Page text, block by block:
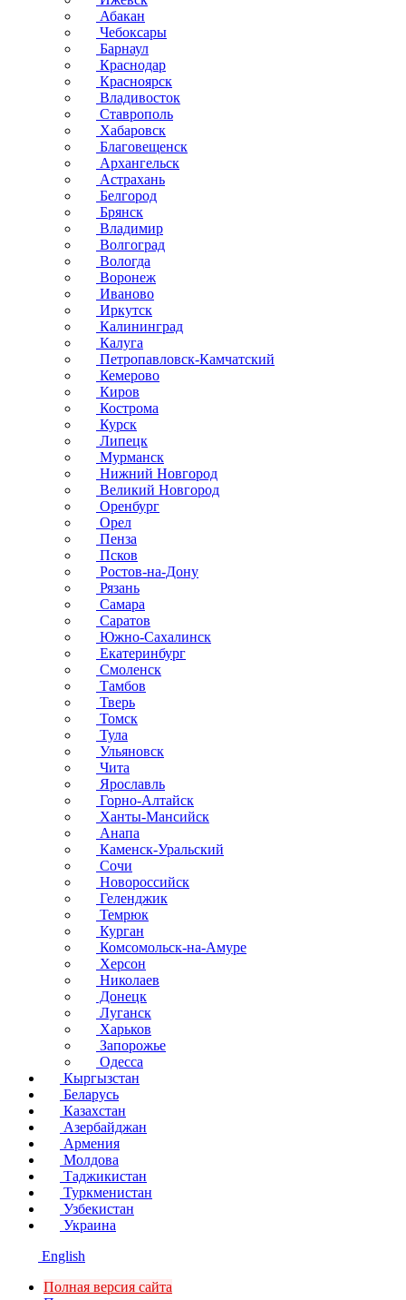
Абакан
Чебоксары
Барнаул
Краснодар
Красноярск
Владивосток
Ставрополь
Хабаровск
Благовещенск
Архангельск
Астрахань
Белгород
Брянск
Владимир
Волгоград
Вологда
Воронеж
Иваново
Иркутск
Калининград
Калуга
Петропавловск-Камчатский
Кемерово
Киров
Кострома
Курск
Липецк
Мурманск
Нижний Новгород
Великий Новгород
Оренбург
Орел
Пенза
Псков
Ростов-на-Дону
Рязань
Самара
Саратов
Южно-Сахалинск
Екатеринбург
Смоленск
Тамбов
Тверь
Томск
Тула
Ульяновск
Чита
Ярославль
Горно-Алтайск
Ханты-Мансийск
Анапа
Каменск-Уральский
Сочи
Новороссийск
Геленджик
Темрюк
Курган
Комсомольск-на-Амуре
Херсон
Николаев
Донецк
Луганск
Харьков
Запорожье
Одесса
Кыргызстан
Беларусь
Казахстан
Азербайджан
Армения
Молдова
Таджикистан
Туркменистан
Узбекистан
Украина
English
Полная версия сайта